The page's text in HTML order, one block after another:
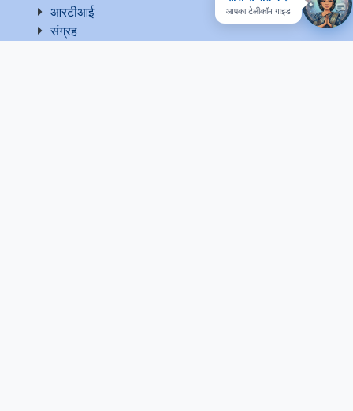
आपका टेलीकॉम गाइड
आरटीआई
संग्रह